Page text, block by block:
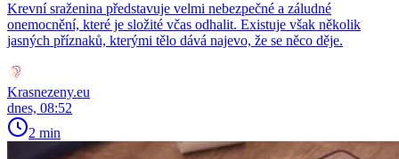
Krevní sraženina představuje velmi nebezpečné a záludné
onemocnění, které je složité včas odhalit. Existuje však několik
jasných příznaků, kterými tělo dává najevo, že se něco děje.
Krasnezeny.eu
dnes, 08:52
2 min